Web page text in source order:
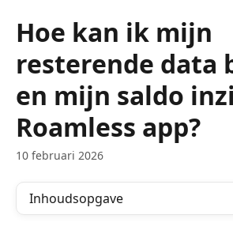
Hoe kan ik mijn
resterende data
en mijn saldo
Roamless app?
10 februari 2026
Inhoudsopgave